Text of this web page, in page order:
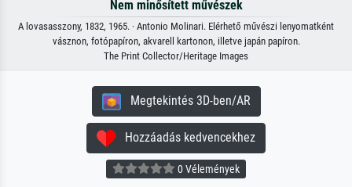
Nem minősített művészek
A lovasasszony, 1832, 1965. · Antonio Molinari. Elérhető művészi lenyomatként
vásznon, fotópapíron, akvarell kartonon, illetve japán papíron.
The Print Collector/Heritage Images
Megtekintés 3D-ben/AR
Hozzáadás kedvencekhez
0 Vélemények